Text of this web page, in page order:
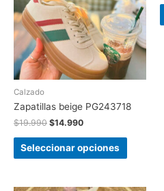
Calzado
Zapatillas beige PG243718
$19.990 $14.990
Seleccionar opciones